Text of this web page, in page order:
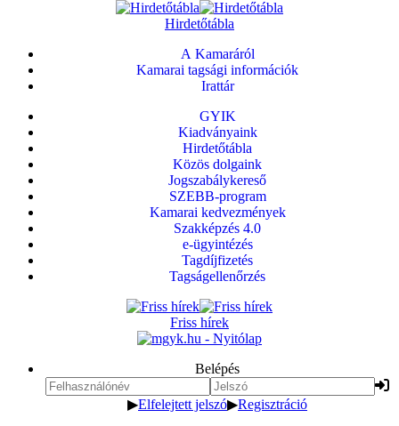
Hirdetőtábla
A Kamaráról
Kamarai tagsági információk
Irattár
GYIK
Kiadványaink
Hirdetőtábla
Közös dolgaink
Jogszabálykereső
SZEBB-program
Kamarai kedvezmények
Szakképzés 4.0
e-ügyintézés
Tagdíjfizetés
Tagságellenőrzés
Friss hírek
Belépés
▶Elfelejtett jelszó▶Regisztráció